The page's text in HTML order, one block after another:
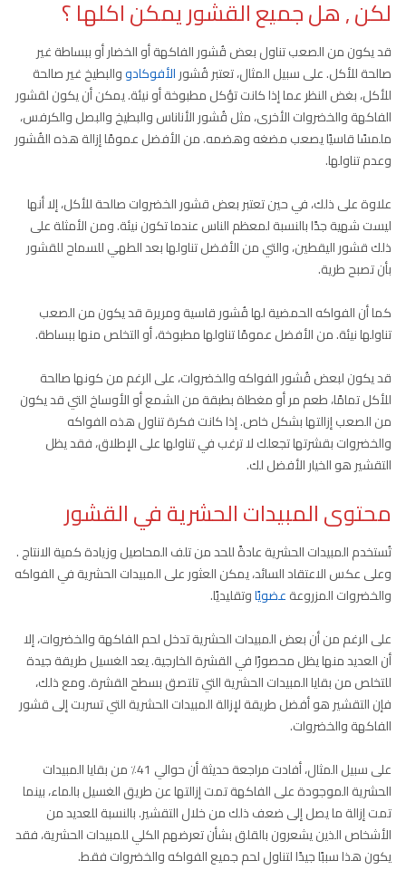
لكن , هل جميع القشور يمكن اكلها ؟
قد يكون من الصعب تناول بعض قُشور الفاكهة أو الخضار أو ببساطة غير
صالحة للأكل. على سبيل المثال، تعتبر قُشورالأفوكادووالبطيخ غير صالحة
للأكل، بغض النظر عما إذا كانت تؤكل مطبوخة أو نيئة. يمكن أن يكون لقشور
الفاكهة والخضروات الأخرى، مثل قُشور الأناناس والبطيخ والبصل والكرفس،
ملمسًا قاسيًا يصعب مضغه وهضمه. من الأفضل عمومًا إزالة هذه القُشور
وعدم تناولها.
علاوة على ذلك، في حين تعتبر بعض قشور الخضروات صالحة للأكل، إلا أنها
ليست شهية جدًا بالنسبة لمعظم الناس عندما تكون نيئة. ومن الأمثلة على
ذلك قشور اليقطين، والتي من الأفضل تناولها بعد الطهي للسماح للقشور
بأن تصبح طرية.
كما أن الفواكه الحمضية لها قُشور قاسية ومريرة قد يكون من الصعب
تناولها نيئة. من الأفضل عمومًا تناولها مطبوخة، أو التخلص منها ببساطة.
قد يكون لبعض قُشور الفواكه والخضروات، على الرغم من كونها صالحة
للأكل تمامًا، طعم مر أو مغطاة بطبقة من الشمع أو الأوساخ التي قد يكون
من الصعب إزالتها بشكل خاص. إذا كانت فكرة تناول هذه الفواكه
والخضروات بقشرتها تجعلك لا ترغب في تناولها على الإطلاق، فقد يظل
التقشير هو الخيار الأفضل لك.
محتوى المبيدات الحشرية في القشور
تُستخدم المبيدات الحشرية عادةً للحد من تلف المحاصيل وزيادة كمية الانتاج .
وعلى عكس الاعتقاد السائد، يمكن العثور على المبيدات الحشرية في الفواكه
والخضروات المزروعةعضويًاوتقليديًا.
على الرغم من أن بعض المبيدات الحشرية تدخل لحم الفاكهة والخضروات، إلا
أن العديد منها يظل محصورًا في القشرة الخارجية. يعد الغسيل طريقة جيدة
للتخلص من بقايا المبيدات الحشرية التي تلتصق بسطح القشرة. ومع ذلك،
فإن التقشير هو أفضل طريقة لإزالة المبيدات الحشرية التي تسربت إلى قشور
الفاكهة والخضروات.
على سبيل المثال، أفادت مراجعة حديثة أن حوالي 41٪ من بقايا المبيدات
الحشرية الموجودة على الفاكهة تمت إزالتها عن طريق الغسيل بالماء، بينما
تمت إزالة ما يصل إلى ضعف ذلك من خلال التقشير. بالنسبة للعديد من
الأشخاص الذين يشعرون بالقلق بشأن تعرضهم الكلي للمبيدات الحشرية، فقد
يكون هذا سببًا جيدًا لتناول لحم جميع الفواكه والخضروات فقط.